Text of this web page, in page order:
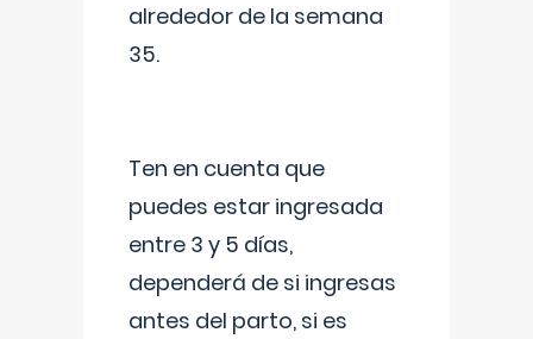
alrededor de la semana
35.
Ten en cuenta que
puedes estar ingresada
entre 3 y 5 días,
dependerá de si ingresas
antes del parto, si es